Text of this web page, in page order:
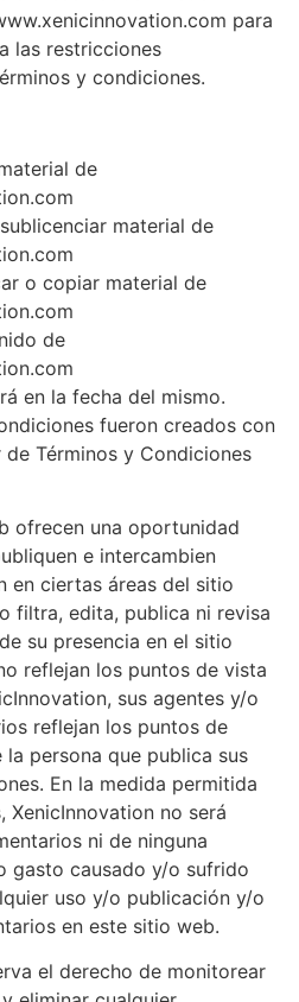
para
las restricciones
y condiciones.
de
material de
o copiar material de
de
en la fecha del mismo.
fueron creados con
Términos y Condiciones
ofrecen una oportunidad
e intercambien
en ciertas áreas del sitio
filtra, edita, publica ni revisa
su presencia en el sitio
reflejan los puntos de vista
sus agentes y/o
reflejan los puntos de
persona que publica sus
En la medida permitida
XenicInnovation no será
ni de ninguna
gasto causado y/o sufrido
uso y/o publicación y/o
en este sitio web.
el derecho de monitorear